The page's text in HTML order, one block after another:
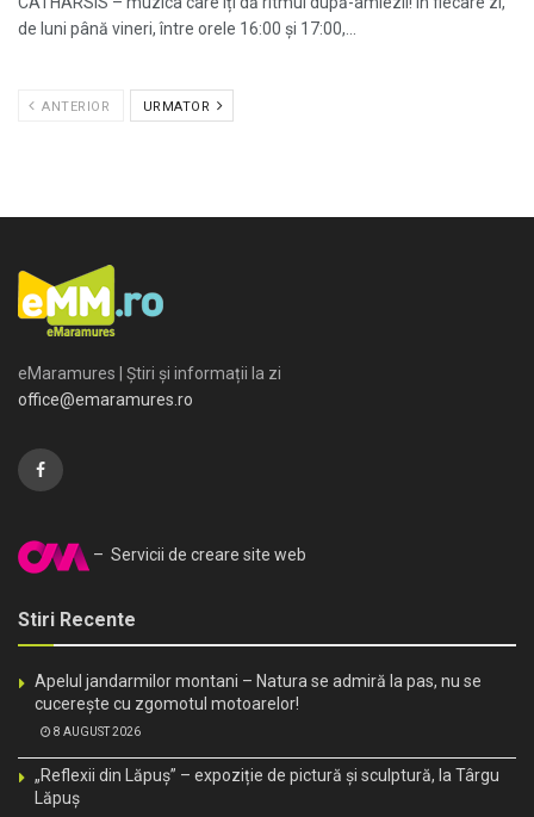
de luni până vineri, între orele 16:00 și 17:00,...
ANTERIOR URMATOR
eMaramures | Știri și informații la zi
office@emaramures.ro
– Servicii de creare site web
Stiri Recente
Apelul jandarmilor montani – Natura se admiră la pas, nu se
cucerește cu zgomotul motoarelor!
8 AUGUST 2026
„Reflexii din Lăpuș” – expoziție de pictură și sculptură, la Târgu
Lăpuș